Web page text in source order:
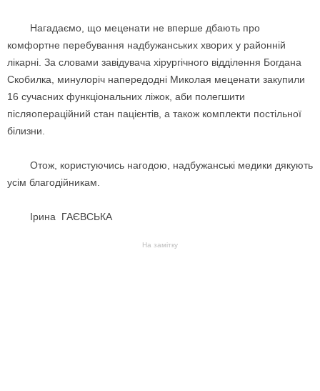
Нагадаємо, що меценати не вперше дбають про
комфортне перебування надбужанських хворих у районній
лікарні. За словами завідувача хірургічного відділення Богдана
Скобилка, минулоріч напередодні Миколая меценати закупили
16 сучасних функціональних ліжок, аби полегшити
післяопераційний стан пацієнтів, а також комплекти постільної
білизни.
Отож, користуючись нагодою, надбужанські медики дякують
усім благодійникам.
Ірина ГАЄВСЬКА
На замітку